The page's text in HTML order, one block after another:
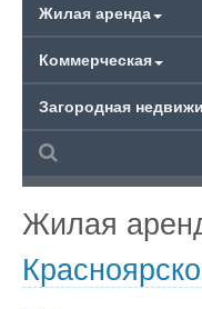
Жилая аренда
Коммерческая
Загородная
Жилая